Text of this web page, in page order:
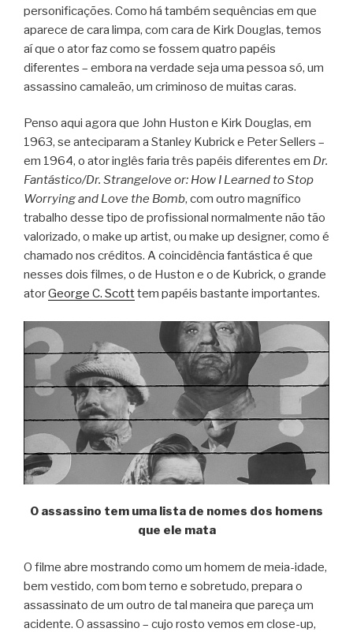
personificações. Como há também sequências em que
aparece de cara limpa, com cara de Kirk Douglas, temos
aí que o ator faz como se fossem quatro papéis
diferentes – embora na verdade seja uma pessoa só, um
assassino camaleão, um criminoso de muitas caras.
Penso aqui agora que John Huston e Kirk Douglas, em
1963, se anteciparam a Stanley Kubrick e Peter Sellers –
em 1964, o ator inglês faria três papéis diferentes em Dr.
Fantástico/Dr. Strangelove or: How I Learned to Stop
Worrying and Love the Bomb, com outro magnífico
trabalho desse tipo de profissional normalmente não tão
valorizado, o make up artist, ou make up designer, como é
chamado nos créditos. A coincidência fantástica é que
nesses dois filmes, o de Huston e o de Kubrick, o grande
atorGeorge C. Scotttem papéis bastante importantes.
O assassino tem uma lista de nomes dos homens
que ele mata
O filme abre mostrando como um homem de meia-idade,
bem vestido, com bom terno e sobretudo, prepara o
assassinato de um outro de tal maneira que pareça um
acidente. O assassino – cujo rosto vemos em close-up,